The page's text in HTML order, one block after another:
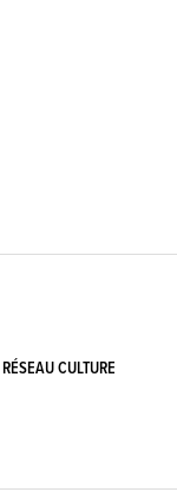
CULTURE